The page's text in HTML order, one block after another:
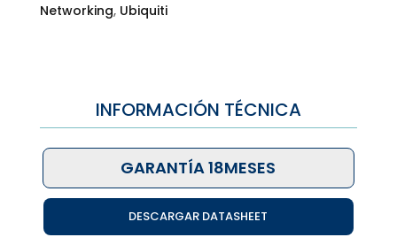
Networking, Ubiquiti
INFORMACIÓN TÉCNICA
GARANTÍA 18MESES
DESCARGAR DATASHEET